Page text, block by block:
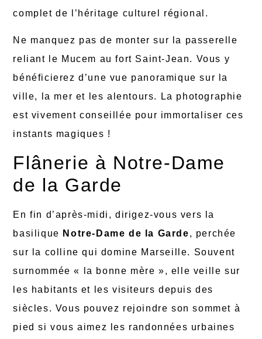
complet de l’héritage culturel régional.
Ne manquez pas de monter sur la passerelle
reliant le Mucem au fort Saint-Jean. Vous y
bénéficierez d’une vue panoramique sur la
ville, la mer et les alentours. La photographie
est vivement conseillée pour immortaliser ces
instants magiques !
Flânerie à Notre-Dame
de la Garde
En fin d’après-midi, dirigez-vous vers la
basilique Notre-Dame de la Garde, perchée
sur la colline qui domine Marseille. Souvent
surnommée « la bonne mère », elle veille sur
les habitants et les visiteurs depuis des
siècles. Vous pouvez rejoindre son sommet à
pied si vous aimez les randonnées urbaines